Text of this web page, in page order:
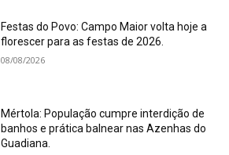
Festas do Povo: Campo Maior volta hoje a
florescer para as festas de 2026.
08/08/2026
Mértola: População cumpre interdição de
banhos e prática balnear nas Azenhas do
Guadiana.